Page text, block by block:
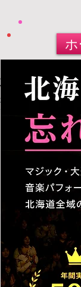
北海道パフ
大道芸人・マジシャン・バ